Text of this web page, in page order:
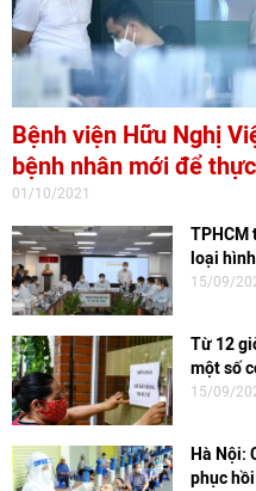
Bệnh viện Hữu Nghị
bệnh nhân mới để
01/10/2021
TPHCM
loại
15/09/
Từ 12
một số
15/09/
Hà Nội:
phục